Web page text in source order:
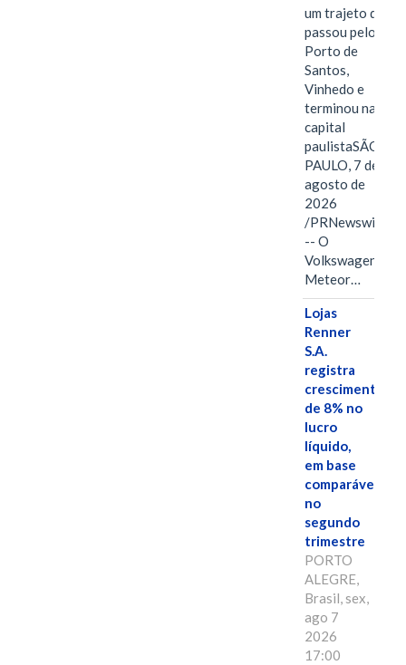
um trajeto que
passou pelo
Porto de
Santos,
Vinhedo e
terminou na
capital
paulistaSÃO
PAULO, 7 de
agosto de
2026
/PRNewswire/
-- O
Volkswagen
Meteor…
Lojas
Renner
S.A.
registra
crescimento
de 8% no
lucro
líquido,
em base
comparável,
no
segundo
trimestre
PORTO
ALEGRE,
Brasil, sex,
ago 7
2026
17:00